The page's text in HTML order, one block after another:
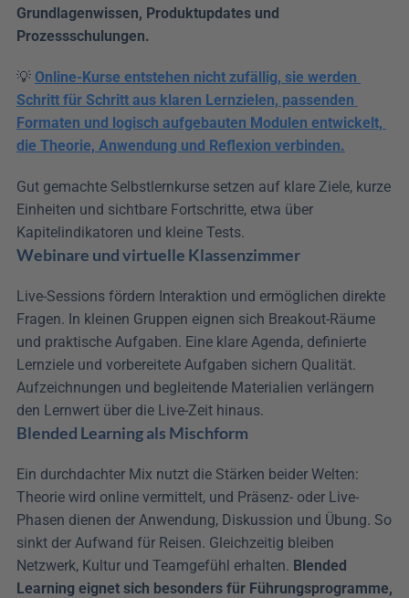
Grundlagenwissen, Produktupdates und
Prozessschulungen.
💡 Online-Kurse entstehen nicht zufällig, sie werden
Schritt für Schritt aus klaren Lernzielen, passenden
Formaten und logisch aufgebauten Modulen entwickelt,
die Theorie, Anwendung und Reflexion verbinden.
Gut gemachte Selbstlernkurse setzen auf klare Ziele, kurze
Einheiten und sichtbare Fortschritte, etwa über
Kapitelindikatoren und kleine Tests.
Webinare und virtuelle Klassenzimmer
Live-Sessions fördern Interaktion und ermöglichen direkte
Fragen. In kleinen Gruppen eignen sich Breakout-Räume
und praktische Aufgaben. Eine klare Agenda, definierte
Lernziele und vorbereitete Aufgaben sichern Qualität.
Aufzeichnungen und begleitende Materialien verlängern
den Lernwert über die Live-Zeit hinaus.
Blended Learning als Mischform
Ein durchdachter Mix nutzt die Stärken beider Welten:
Theorie wird online vermittelt, und Präsenz- oder Live-
Phasen dienen der Anwendung, Diskussion und Übung. So
sinkt der Aufwand für Reisen. Gleichzeitig bleiben
Netzwerk, Kultur und Teamgefühl erhalten. Blended
Learning eignet sich besonders für Führungsprogramme,